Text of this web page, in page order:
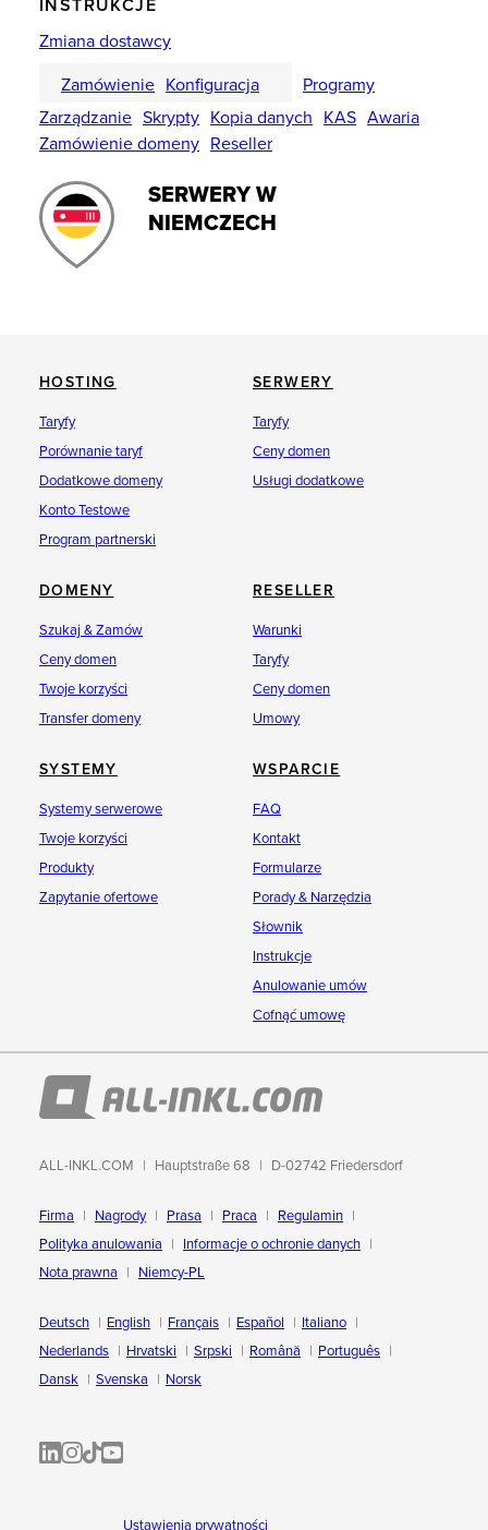
INSTRUKCJE
Zmiana dostawcy
Zamówienie Konfiguracja
Programy
Zarządzanie Skrypty Kopia danych KAS Awaria
Zamówienie domeny Reseller
SERWERY W
NIEMCZECH
HOSTING
Taryfy
Porównanie taryf
Dodatkowe domeny
Konto Testowe
Program partnerski
SERWERY
Taryfy
Ceny domen
Usługi dodatkowe
DOMENY
Szukaj & Zamów
Ceny domen
Twoje korzyści
Transfer domeny
RESELLER
Warunki
Taryfy
Ceny domen
Umowy
SYSTEMY
Systemy serwerowe
Twoje korzyści
Produkty
Zapytanie ofertowe
WSPARCIE
FAQ
Kontakt
Formularze
Porady & Narzędzia
Słownik
Instrukcje
Anulowanie umów
Cofnąć umowę
ALL-INKL.COM Hauptstraße 68 D-02742 Friedersdorf
Firma Nagrody Prasa Praca
Regulamin
Polityka anulowania
Informacje o ochronie danych
Nota prawna
Niemcy-PL
Deutsch English Français Español
Italiano
Nederlands
Hrvatski Srpski Română
Português
Dansk
Svenska Norsk
ALL-INKL.COM | LinkedIn
ALL-INKL.COM • Instagram photos and videos
ALL-INKL.COM | TikTok
ALLINKL.COM - YouTube
Ustawienia prywatności